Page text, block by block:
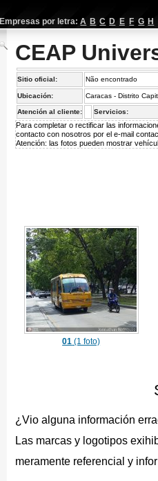
Empresas por letra: A B C D E F G H
CEAP
Sitio oficial: Não encontrado
Ubicación: Caracas - Distrito
Atención al cliente: Servicios:
Para completar o rectificar las
contacto con nosotros por el e-mail
Atención: las fotos pueden mostrar
01 (1 foto)
¿Vio alguna información
Las marcas y logotipos
meramente referencial y